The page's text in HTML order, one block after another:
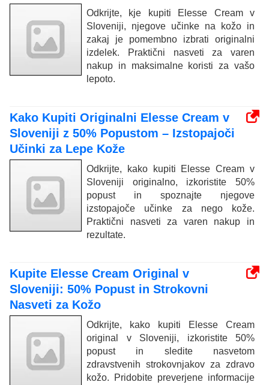
Odkrijte, kje kupiti Elesse Cream v
Sloveniji, njegove učinke na kožo in
zakaj je pomembno izbrati originalni
izdelek. Praktični nasveti za varen
nakup in maksimalne koristi za vašo
lepoto.
Kako Kupiti Originalni Elesse Cream v
Sloveniji z 50% Popustom – Izstopajoči
Učinki za Lepe Kože
Odkrijte, kako kupiti Elesse Cream v
Sloveniji originalno, izkoristite 50%
popust in spoznajte njegove
izstopajoče učinke za nego kože.
Praktični nasveti za varen nakup in
rezultate.
Kupite Elesse Cream Original v
Sloveniji: 50% Popust in Strokovni
Nasveti za Kožo
Odkrijte, kako kupiti Elesse Cream
original v Sloveniji, izkoristite 50%
popust in sledite nasvetom
zdravstvenih strokovnjakov za zdravo
kožo. Pridobite preverjene informacije